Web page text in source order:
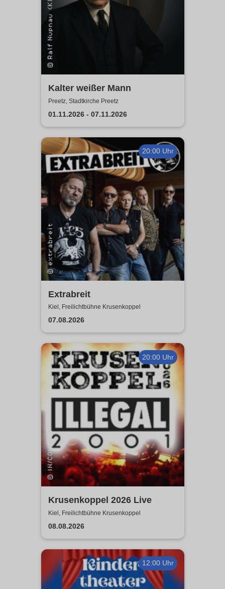
Kalter weißer Mann
Preetz, Stadtkirche Preetz
01.11.2026 - 07.11.2026
20:00 Uhr
Extrabreit
Kiel, Freilichtbühne Krusenkoppel
07.08.2026
20:00 Uhr
Krusenkoppel 2026 Live
Kiel, Freilichtbühne Krusenkoppel
08.08.2026
12:00 Uhr